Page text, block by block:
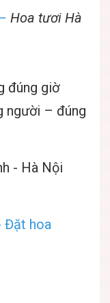
Hoa tươi Hà
đúng giờ
người – đúng
- Hà Nội
Đặt hoa